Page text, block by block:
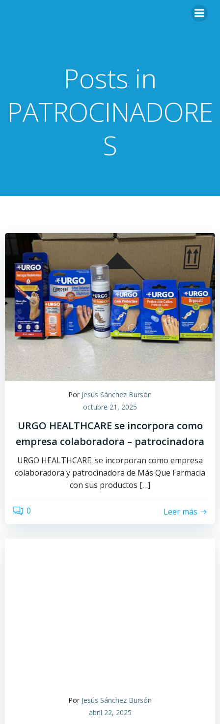
Posts in
PATROCINADORE
S
Por Jesús Sánchez Bursón
octubre 21, 2025
URGO HEALTHCARE se incorpora como
empresa colaboradora – patrocinadora
URGO HEALTHCARE. se incorporan como empresa
colaboradora y patrocinadora de Más Que Farmacia
con sus productos […]
0 Leer más
Por Jesús Sánchez Bursón
abril 22, 2025